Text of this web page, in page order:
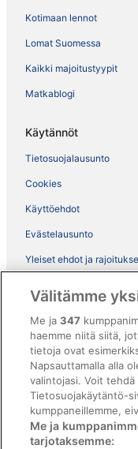
Kotimaan lennot
Lomat Suomessa
Kaikki majoitustyypit
Matkablogi
Käytännöt
Tietosuojalausunto
Cookies
Käyttöehdot
Evästelausunto
Yleiset ehdot ja
ebookers BONUS+ -
Oikeudelliset tiedot / ota
Sisältövaatimukset ja
Tuki
Välitämme
Me ja347
haemme niitä siitä,
tietoja ovat
Napsauttamalla alla
valintojasi. Voit tehdä
Tietosuojakäytäntö-
kumppaneillemme,
Me ja
tarjotaksemme: